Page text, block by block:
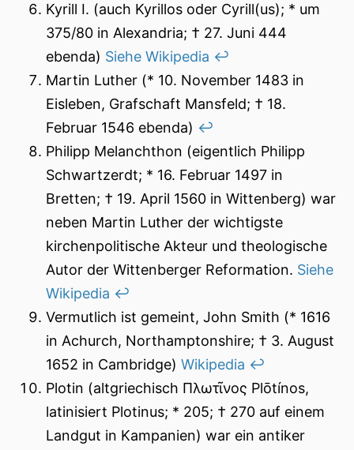
Kyrill I. (auch Kyrillos oder Cyrill(us); * um
375/80 in Alexandria; † 27. Juni 444
ebenda) Siehe Wikipedia ↩︎
Martin Luther (* 10. November 1483 in
Eisleben, Grafschaft Mansfeld; † 18.
Februar 1546 ebenda) ↩︎
Philipp Melanchthon (eigentlich Philipp
Schwartzerdt; * 16. Februar 1497 in
Bretten; † 19. April 1560 in Wittenberg) war
neben Martin Luther der wichtigste
kirchenpolitische Akteur und theologische
Autor der Wittenberger Reformation. Siehe
Wikipedia ↩︎
Vermutlich ist gemeint, John Smith (* 1616
in Achurch, Northamptonshire; † 3. August
1652 in Cambridge) Wikipedia ↩︎
Plotin (altgriechisch Πλωτῖνος Plōtínos,
latinisiert Plotinus; * 205; † 270 auf einem
Landgut in Kampanien) war ein antiker